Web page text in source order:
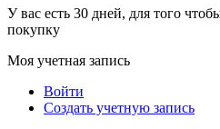
У вас есть 30 дней, для того
покупку
Моя учетная запись
Войти
Создать учетную запись